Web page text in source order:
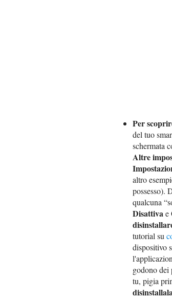
Per
del tuo
schermata
Altre
altro
possesso).
qualcuna
Disattivae
tutorial su
dispositivo
godono dei
tu, pigia